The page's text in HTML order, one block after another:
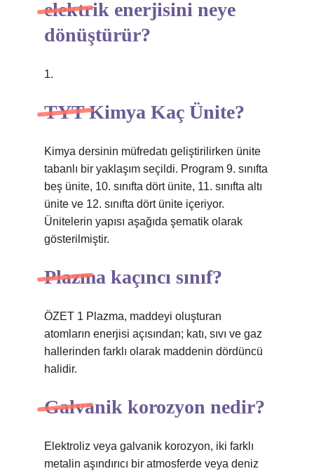
elektrik enerjisini neye
dönüştürür?
1.
TYT Kimya Kaç Ünite?
Kimya dersinin müfredatı geliştirilirken ünite
tabanlı bir yaklaşım seçildi. Program 9. sınıfta
beş ünite, 10. sınıfta dört ünite, 11. sınıfta altı
ünite ve 12. sınıfta dört ünite içeriyor.
Ünitelerin yapısı aşağıda şematik olarak
gösterilmiştir.
Plazma kaçıncı sınıf?
ÖZET 1 Plazma, maddeyi oluşturan
atomların enerjisi açısından; katı, sıvı ve gaz
hallerinden farklı olarak maddenin dördüncü
halidir.
Galvanik korozyon nedir?
Elektroliz veya galvanik korozyon, iki farklı
metalin aşındırıcı bir atmosferde veya deniz